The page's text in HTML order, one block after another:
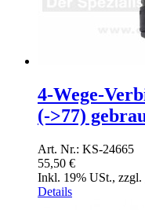
4-Wege-
(->77)
Art. Nr.: KS-24665
55,50 €
Inkl. 19% USt., zzgl.
Details